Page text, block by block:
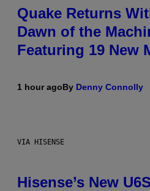
Quake Returns
Dawn of the
Featuring 19 New
1 hour agoBy Denny Connolly
VIA HISENSE
Hisense’s New